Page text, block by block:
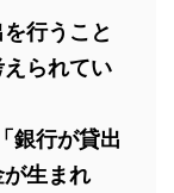
行うこと
られてい
銀行が貸出
生まれ